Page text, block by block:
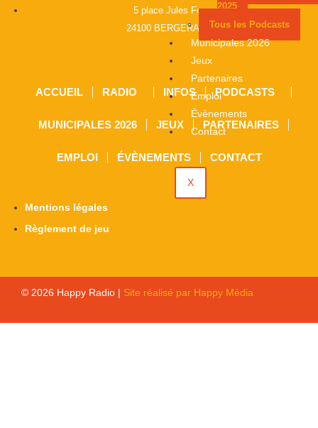
2025
Tous les Podcasts
Municipales 2026
Jeux
Partenaires
Emploi
Évènements
Contact
X
5 place Jules Ferry
24100 BERGERAC
ACCUEIL RADIO INFOS PODCASTS
MUNICIPALES 2026 JEUX PARTENAIRES
EMPLOI ÉVÈNEMENTS CONTACT
Mentions légales
Règlement de jeu
© 2026 Happy Radio | Site réalisé par Happy Média